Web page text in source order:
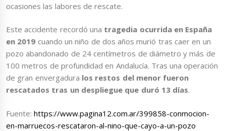
ocasiones las labores de rescate.
Este accidente recordó una tragedia ocurrida en España
en 2019 cuando un niño de dos años murió tras caer en un
pozo abandonado de 24 centímetros de diámetro y más de
100 metros de profundidad en Andalucía. Tras una operación
de gran envergadura los restos del menor fueron
rescatados tras un despliegue que duró 13 días.
Fuente:https://www.pagina12.com.ar/399858-conmocion-
en-marruecos-rescataron-al-nino-que-cayo-a-un-pozo